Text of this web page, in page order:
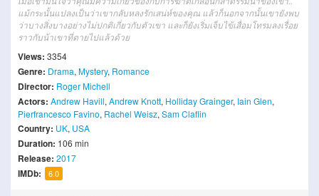
แม้กระนั้นแปลงเป็นว่าเขากลับหลงรักเสน่ห์ของคุณ แล้วก็นอกจากนั้นเขายังพบ
ว่าบางสิ่งบางอย่างไม่ปกติเกี่ยวกับตัวเขา และก็ยังเริ่มเจ็บไข้เสื่อมโทรมลงเรื่อย
ราวกับน้าเขาที่ตายไปแล้วด้วย
Views: 3354
Genre: Drama, Mystery, Romance
Director: Roger Michell
Actors: Andrew Havill, Andrew Knott, Holliday Grainger, Iain Glen,
Pierfrancesco Favino, Rachel Weisz, Sam Claflin
Country: UK, USA
Duration: 106 min
Release: 2017
IMDb: 6.0